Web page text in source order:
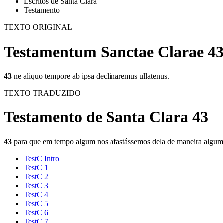
Testamento
TEXTO ORIGINAL
Testamentum Sanctae Clarae 43
43 ne aliquo tempore ab ipsa declinaremus ullatenus.
TEXTO TRADUZIDO
Testamento de Santa Clara 43
43 para que em tempo algum nos afastássemos dela de maneira
TestC Intro
TestC 1
TestC 2
TestC 3
TestC 4
TestC 5
TestC 6
TestC 7